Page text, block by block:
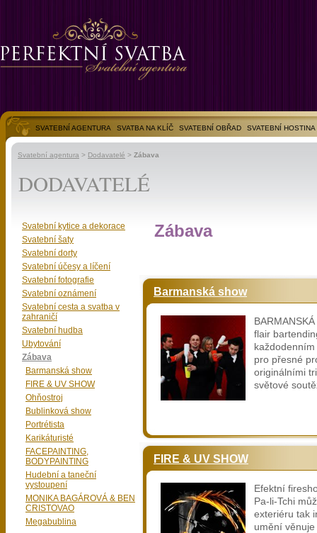
SVATEBNÍ AGENTURA SVATBA NA KLÍČ SVATEBNÍ OBŘAD
SVATEBNÍ HOSTINA
SVATEBNÍ FOTOGALERIE
Svatební agentura > Dodavatelé > Zábava
DODAVATELÉ
Zábava
Barmanská show
flair
pro přesné
originálními
světové
FIRE & UV SHOW
Efektní
Pa-li-Tchi
exteriéru tak
umění
Svatební kytice a dekorace
Svatební šaty
Svatební dorty
Svatební účesy a líčení
Svatební fotografie
Svatební oznámení
Svatební cesta a svatba v
zahraničí
Svatební hudba
Ubytování
Zábava
Barmanská show
FIRE & UV SHOW
Ohňostroj
Bublinková show
Portrétista
Karikáturisté
FACEPAINTING,
BODYPAINTING
Hudební a taneční
vystoupení
MONIKA BAGÁROVÁ & BEN
CRISTOVAO
Megabublina